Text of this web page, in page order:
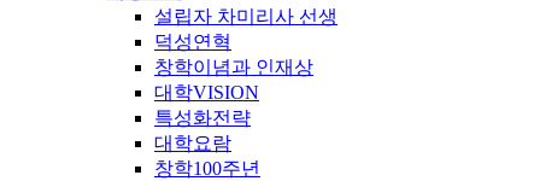
설립자 차미리사 선생
덕성연혁
창학이념과 인재상
대학VISION
특성화전략
대학요람
창학100주년